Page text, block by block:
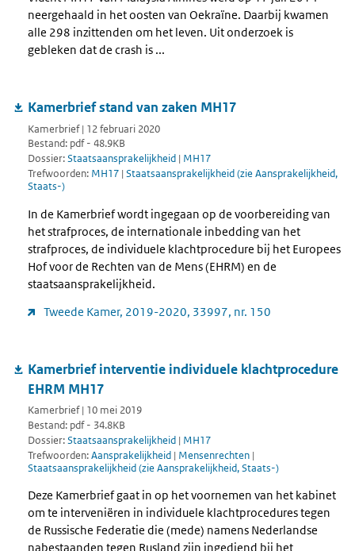
neergehaald in het oosten van Oekraïne. Daarbij kwamen
alle 298 inzittenden om het leven. Uit onderzoek is
gebleken dat de crash is ...
Kamerbrief stand van zaken MH17
Kamerbrief | 12 februari 2020
Bestand: pdf - 48.9KB
Dossier:Staatsaansprakelijkheid | MH17
Trefwoorden: MH17 | Staatsaansprakelijkheid (zie Aansprakelijkheid,
Staats-)
In de Kamerbrief wordt ingegaan op de voorbereiding van
het strafproces, de internationale inbedding van het
strafproces, de individuele klachtprocedure bij het Europees
Hof voor de Rechten van de Mens (EHRM) en de
staatsaansprakelijkheid.
Tweede Kamer, 2019-2020, 33997, nr. 150
Kamerbrief interventie individuele klachtprocedure
EHRM MH17
Kamerbrief | 10 mei 2019
Bestand: pdf - 34.8KB
Dossier:Staatsaansprakelijkheid | MH17
Trefwoorden:Aansprakelijkheid | Mensenrechten |
Staatsaansprakelijkheid (zie Aansprakelijkheid, Staats-)
Deze Kamerbrief gaat in op het voornemen van het kabinet
om te interveniëren in individuele klachtprocedures tegen
de Russische Federatie die (mede) namens Nederlandse
nabestaanden tegen Rusland zijn ingediend bij het